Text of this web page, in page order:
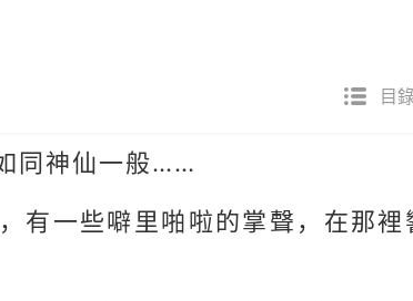
目
同神仙一般……
有一些噼里啪啦的掌聲，在那